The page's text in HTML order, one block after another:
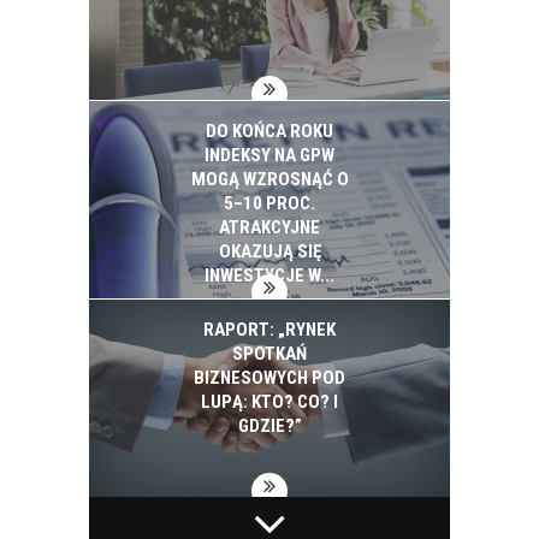
DO KOŃCA ROKU
INDEKSY NA GPW
MOGĄ WZROSNĄĆ O
5–10 PROC.
ATRAKCYJNE
OKAZUJĄ SIĘ
INWESTYCJE W...
RAPORT: „RYNEK
SPOTKAŃ
BIZNESOWYCH POD
LUPĄ: KTO? CO? I
GDZIE?”
BIAŁYSTOK NA
PEPSICO INWESTUJE